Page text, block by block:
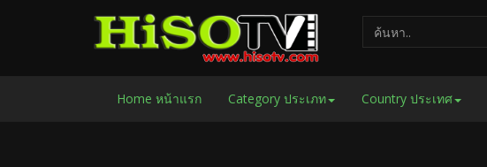
Home หน้าแรก Category ประเภท Country ประเทศ